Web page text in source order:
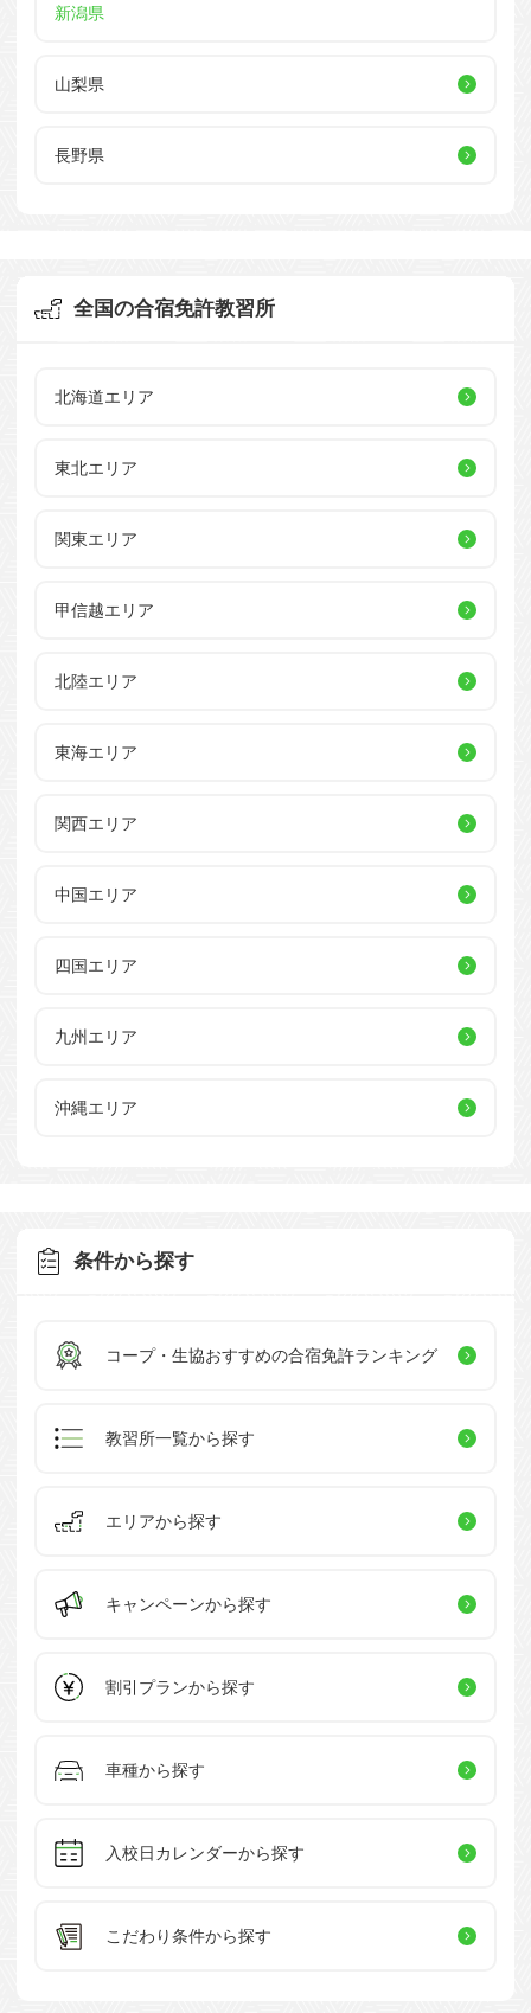
新潟県
山梨県
長野県
全国の合宿免許教習所
北海道エリア
東北エリア
関東エリア
甲信越エリア
北陸エリア
東海エリア
関西エリア
中国エリア
四国エリア
九州エリア
沖縄エリア
条件から探す
コープ・生協おすすめの合宿免許ランキング
教習所一覧から探す
エリアから探す
キャンペーンから探す
割引プランから探す
車種から探す
入校日カレンダーから探す
こだわり条件から探す